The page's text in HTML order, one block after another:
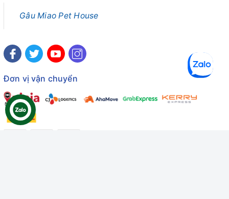
Gâu Miao Pet House
Đơn vị vận chuyển